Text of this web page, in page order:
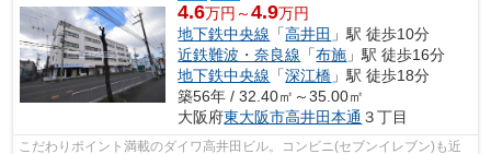
4.6万円～4.9万円
地下鉄中央線 「高井田 」駅 徒歩10分
近鉄難波・奈良線 「布施 」駅 徒歩16分
地下鉄中央線 「深江橋 」駅 徒歩18分
築56年 / 32.40㎡～35.00㎡
大阪府東大阪市高井田本通 ３丁目
こだわりポイント満載のダイワ高井田ビル。コンビニ(セブンイレブン)も近